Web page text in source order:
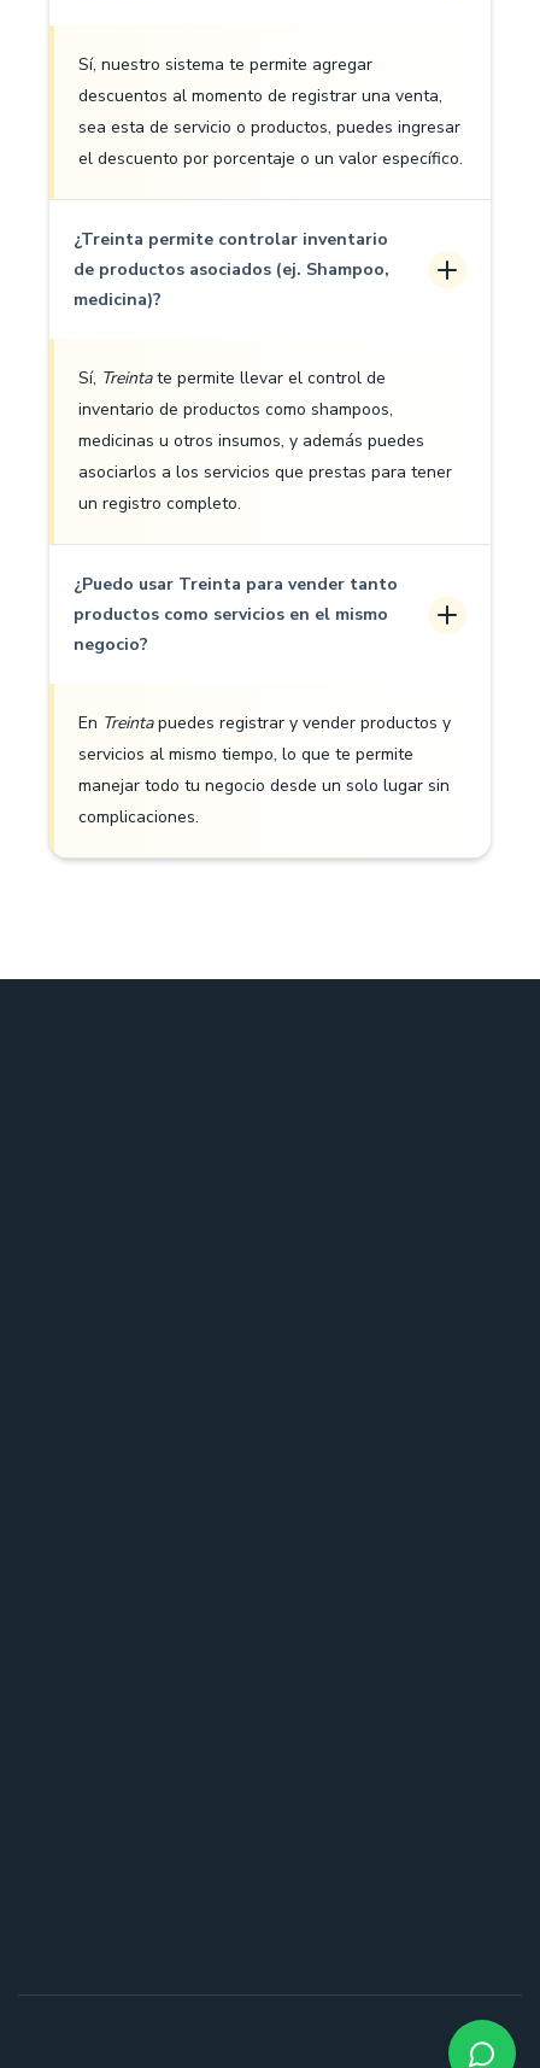
Sí, nuestro sistema te permite agregar
descuentos al momento de registrar una venta,
sea esta de servicio o productos, puedes ingresar
el descuento por porcentaje o un valor específico.
¿Treinta permite controlar inventario
de productos asociados (ej. Shampoo,
medicina)?
Sí, Treintate permite llevar el control de
inventario de productos como shampoos,
medicinas u otros insumos, y además puedes
asociarlos a los servicios que prestas para tener
un registro completo.
¿Puedo usar Treinta para vender tanto
productos como servicios en el mismo
negocio?
En Treintapuedes registrar y vender productos y
servicios al mismo tiempo, lo que te permite
manejar todo tu negocio desde un solo lugar sin
complicaciones.